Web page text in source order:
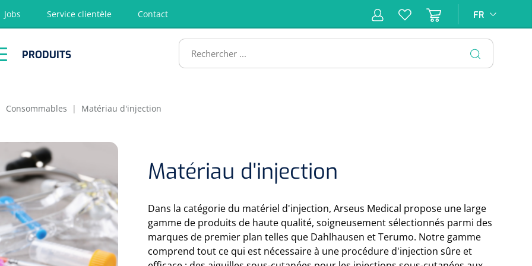
Jobs Service clientèle Contact FR
PRODUITS
Réanimation
Consommables | Matériau d'injection
Matériau d'injection
Dans la catégorie du matériel d'injection, Arseus Medical propose une large
gamme de produits de haute qualité, soigneusement sélectionnés parmi des
marques de premier plan telles que Dahlhausen et Terumo. Notre gamme
comprend tout ce qui est nécessaire à une procédure d'injection sûre et